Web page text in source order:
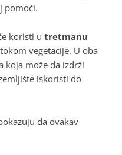
pomoći.
koristi u tretmanu
tokom vegetacije. U oba
koja može da izdrži
iskoristi do
da ovakav